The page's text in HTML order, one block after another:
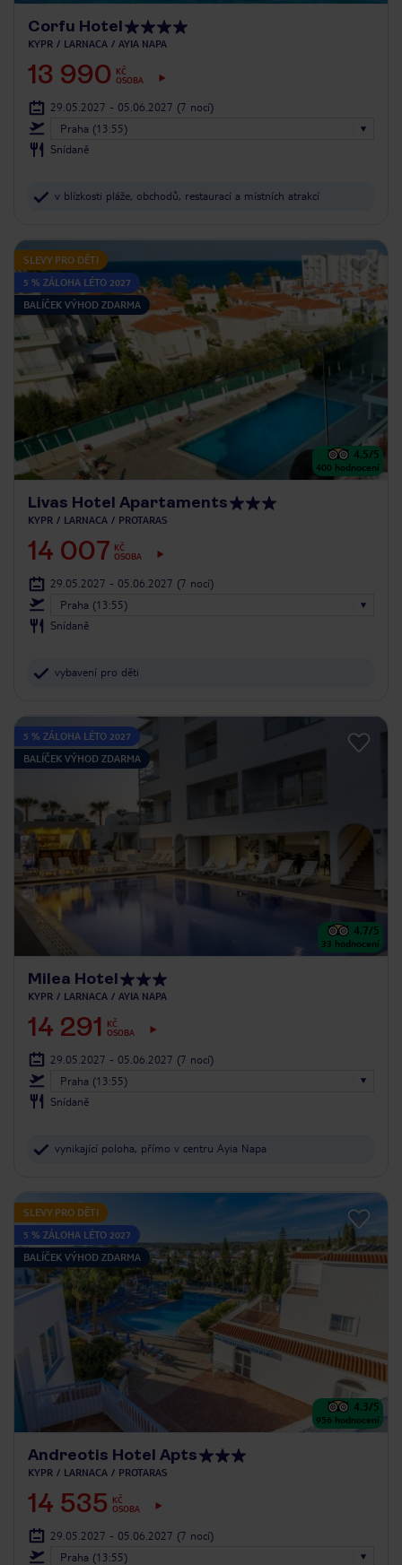
Corfu Hotel
KYPR LARNACA AYIA NAPA
13 990
KČ
OSOBA
29.05.2027 - 05.06.2027 (7 nocí)
Praha (13:55)
Snídaně
v blízkosti pláže, obchodů, restaurací a místních atrakcí
SLEVY PRO DĚTI
5 % ZÁLOHA LÉTO 2027
BALÍČEK VÝHOD ZDARMA
4.5/5
400 hodnocení
Livas Hotel Apartaments
KYPR LARNACA PROTARAS
14 007 KČ
OSOBA
29.05.2027 - 05.06.2027 (7 nocí)
Praha (13:55)
Snídaně
vybavení pro děti
5 % ZÁLOHA LÉTO 2027
BALÍČEK VÝHOD ZDARMA
4.7/5
33 hodnocení
Milea Hotel
KYPR LARNACA AYIA NAPA
14 291
KČ
OSOBA
29.05.2027 - 05.06.2027 (7 nocí)
Praha (13:55)
Snídaně
vynikající poloha, přímo v centru Ayia Napa
SLEVY PRO DĚTI
5 % ZÁLOHA LÉTO 2027
BALÍČEK VÝHOD ZDARMA
4.3/5
956 hodnocení
Andreotis Hotel Apts
KYPR LARNACA PROTARAS
14 535
KČ
OSOBA
29.05.2027 - 05.06.2027 (7 nocí)
Praha (13:55)